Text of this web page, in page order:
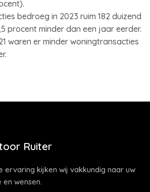
bedroeg in 2023 ruim 182 duizend
procent minder dan een jaar eerder.
waren er minder woningtransacties
Ruiter
ervaring kijken wij vakkundig naar uw
wensen.